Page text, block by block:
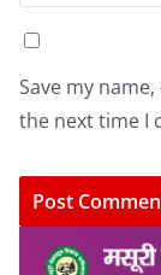
Save my
the next time I